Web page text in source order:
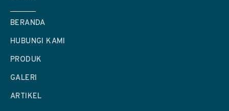
BERANDA
HUBUNGI KAMI
PRODUK
GALERI
ARTIKEL